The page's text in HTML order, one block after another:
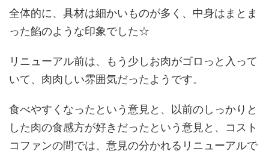
全体的に、具材は細かいものが多く、中身はまとま
った餡のような印象でした☆
リニューアル前は、もう少しお肉がゴロっと入って
いて、肉肉しい雰囲気だったようです。
食べやすくなったという意見と、以前のしっかりと
した肉の食感方が好きだったという意見と、コスト
コファンの間では、意見の分かれるリニューアルで